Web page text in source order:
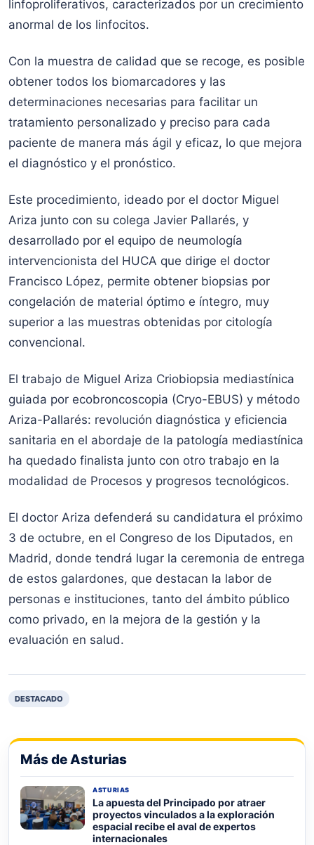
linfoproliferativos, caracterizados por un crecimiento
anormal de los linfocitos.
Con la muestra de calidad que se recoge, es posible
obtener todos los biomarcadores y las
determinaciones necesarias para facilitar un
tratamiento personalizado y preciso para cada
paciente de manera más ágil y eficaz, lo que mejora
el diagnóstico y el pronóstico.
Este procedimiento, ideado por el doctor Miguel
Ariza junto con su colega Javier Pallarés, y
desarrollado por el equipo de neumología
intervencionista del HUCA que dirige el doctor
Francisco López, permite obtener biopsias por
congelación de material óptimo e íntegro, muy
superior a las muestras obtenidas por citología
convencional.
El trabajo de Miguel Ariza Criobiopsia mediastínica
guiada por ecobroncoscopia (Cryo-EBUS) y método
Ariza-Pallarés: revolución diagnóstica y eficiencia
sanitaria en el abordaje de la patología mediastínica
ha quedado finalista junto con otro trabajo en la
modalidad de Procesos y progresos tecnológicos.
El doctor Ariza defenderá su candidatura el próximo
3 de octubre, en el Congreso de los Diputados, en
Madrid, donde tendrá lugar la ceremonia de entrega
de estos galardones, que destacan la labor de
personas e instituciones, tanto del ámbito público
como privado, en la mejora de la gestión y la
evaluación en salud.
DESTACADO
Más de Asturias
ASTURIAS
La apuesta del Principado por atraer
proyectos vinculados a la exploración
espacial recibe el aval de expertos
internacionales